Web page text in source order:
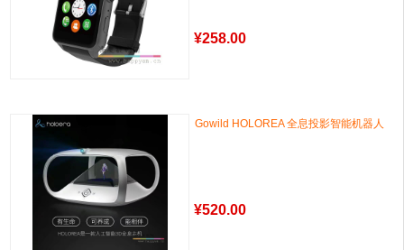
¥258.00
Gowild HOLOREA 全息投影智能机器人
¥520.00